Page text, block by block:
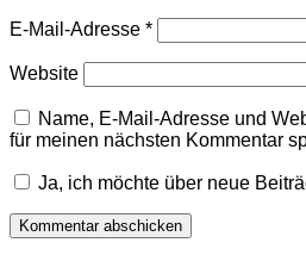
E-Mail-Adresse *
Website
Name, E-Mail-Adresse und
für meinen nächsten Kommentar
Ja, ich möchte über neue